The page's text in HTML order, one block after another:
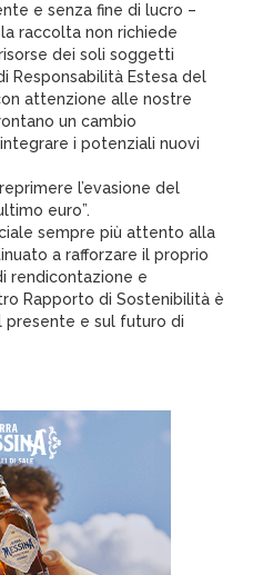
e senza fine di lucro –
raccolta non richiede
dei soli soggetti
Responsabilità Estesa del
attenzione alle nostre
un cambio
i potenziali nuovi
l’evasione del
euro”.
sempre più attento alla
a rafforzare il proprio
rendicontazione e
Rapporto di Sostenibilità è
presente e sul futuro di